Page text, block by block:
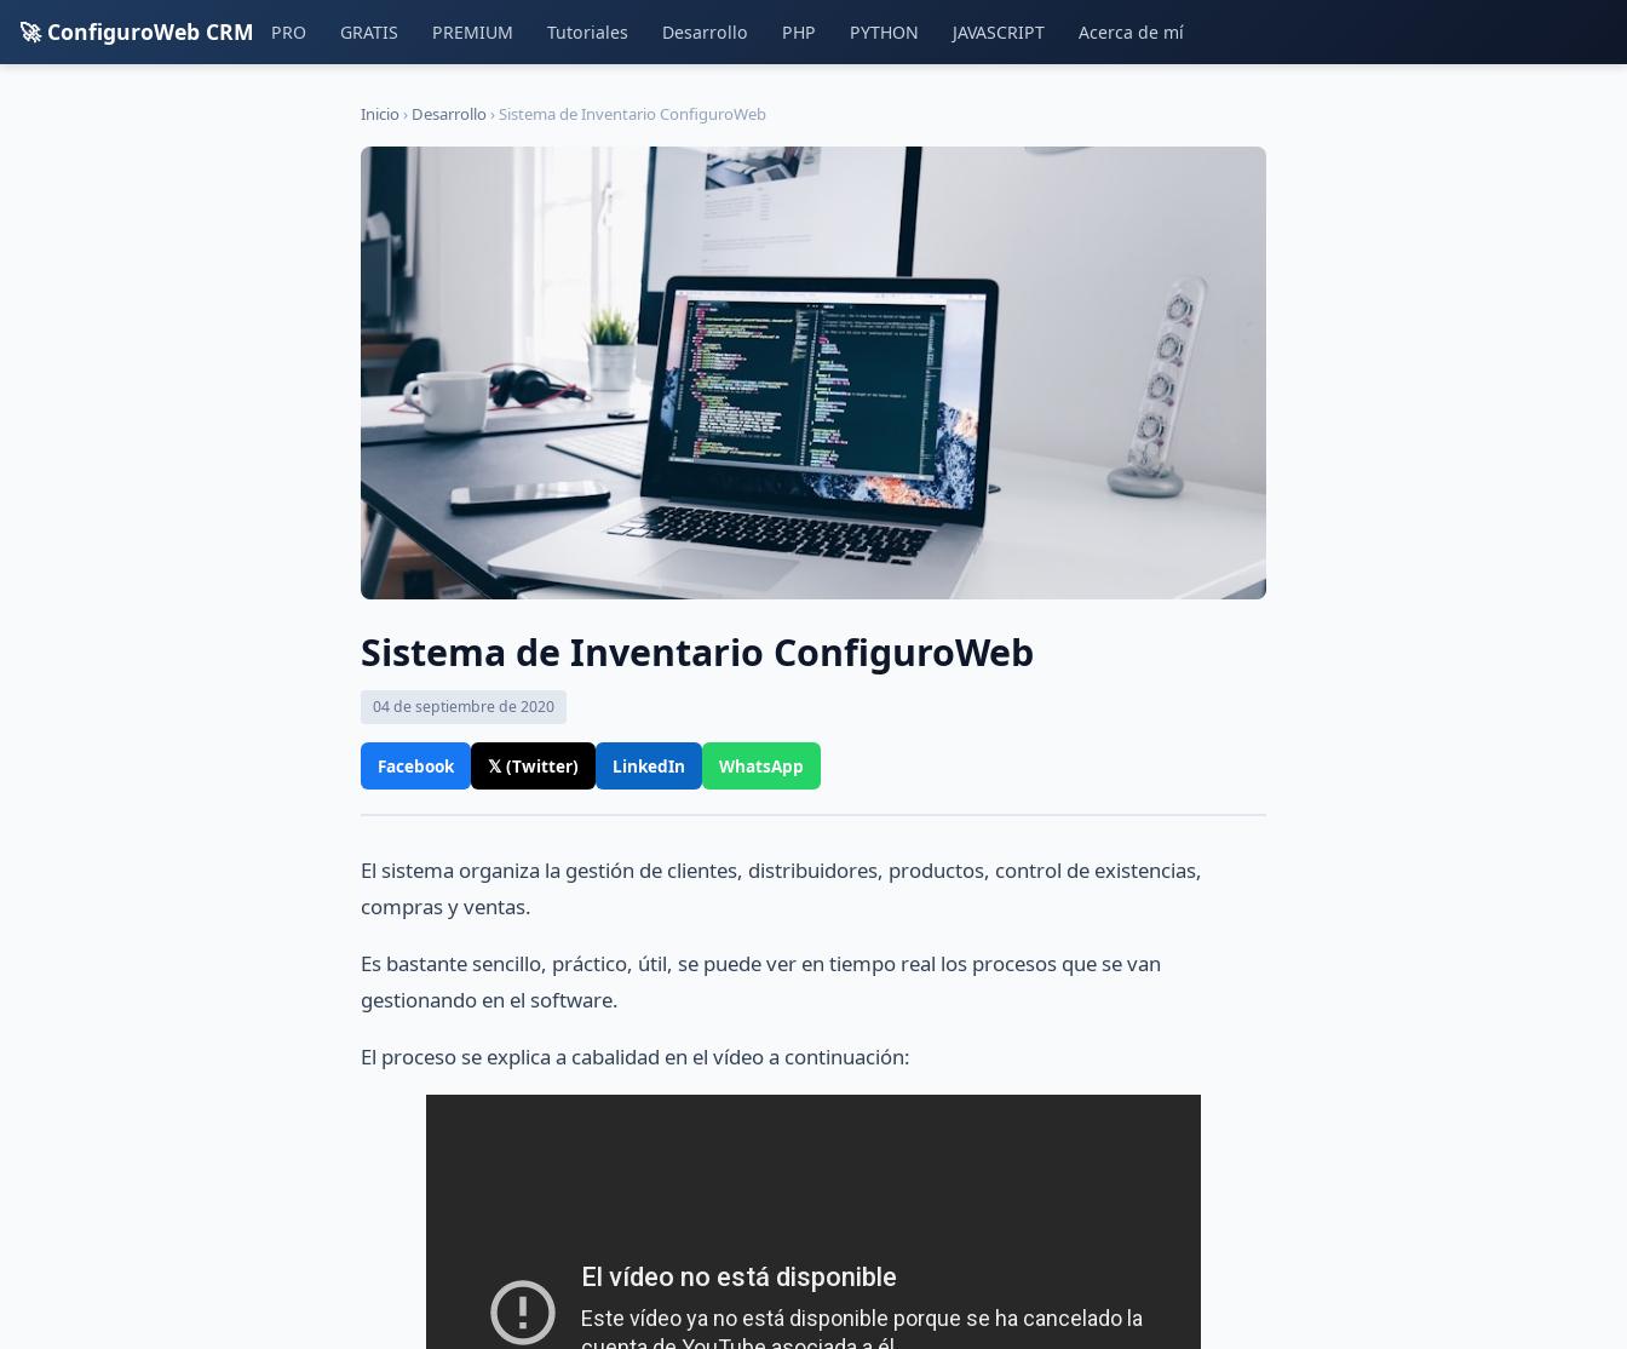
🚀 ConfiguroWeb CRM PRO GRATIS PREMIUM Tutoriales Desarrollo PHP PYTHON JAVASCRIPT Acerca de mí
Inicio › Desarrollo › Sistema de Inventario ConfiguroWeb
Sistema de Inventario ConfiguroWeb
04 de septiembre de 2020
Facebook 𝕏 (Twitter) LinkedIn WhatsApp
El sistema organiza la gestión de clientes, distribuidores, productos, control de existencias,
compras y ventas.
Es bastante sencillo, práctico, útil, se puede ver en tiempo real los procesos que se van
gestionando en el software.
El proceso se explica a cabalidad en el vídeo a continuación: